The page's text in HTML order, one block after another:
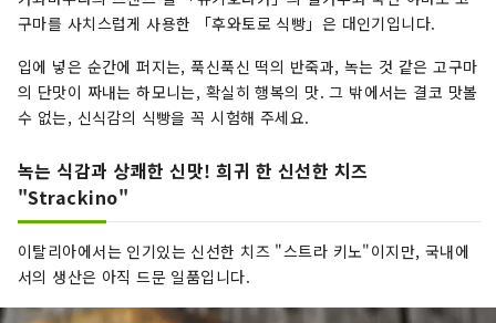
구마를 사치스럽게 사용한 「후와토로 식빵」은 대인기입니다.
입에 넣은 순간에 퍼지는, 푹신푹신 떡의 반죽과, 녹는 것 같은 고구마
의 단맛이 짜내는 하모니는, 확실히 행복의 맛. 그 밖에서는 결코 맛볼
수 없는, 신식감의 식빵을 꼭 시험해 주세요.
녹는 식감과 상쾌한 신맛! 희귀 한 신선한 치즈
"Strackino"
이탈리아에서는 인기있는 신선한 치즈 "스트라 키노"이지만, 국내에
서의 생산은 아직 드문 일품입니다.